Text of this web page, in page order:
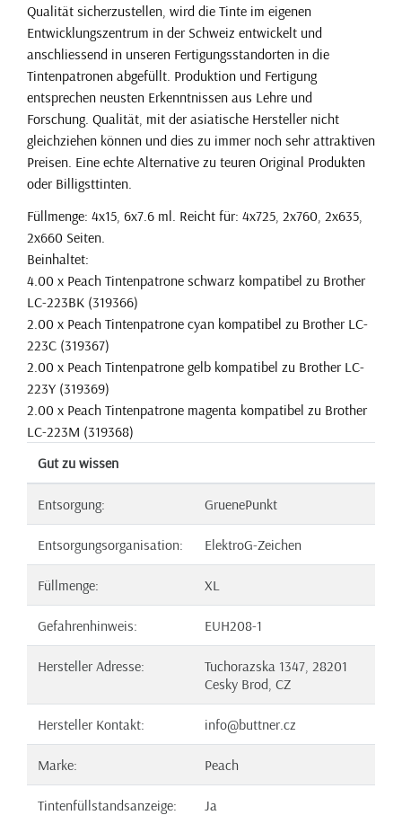
Qualität sicherzustellen, wird die Tinte im eigenen
Entwicklungszentrum in der Schweiz entwickelt und
anschliessend in unseren Fertigungsstandorten in die
Tintenpatronen abgefüllt. Produktion und Fertigung
entsprechen neusten Erkenntnissen aus Lehre und
Forschung. Qualität, mit der asiatische Hersteller nicht
gleichziehen können und dies zu immer noch sehr attraktiven
Preisen. Eine echte Alternative zu teuren Original Produkten
oder Billigsttinten.
Füllmenge: 4x15, 6x7.6 ml. Reicht für: 4x725, 2x760, 2x635,
2x660 Seiten.
Beinhaltet:
4.00 x Peach Tintenpatrone schwarz kompatibel zu Brother
LC-223BK (319366)
2.00 x Peach Tintenpatrone cyan kompatibel zu Brother LC-
223C (319367)
2.00 x Peach Tintenpatrone gelb kompatibel zu Brother LC-
223Y (319369)
2.00 x Peach Tintenpatrone magenta kompatibel zu Brother
LC-223M (319368)
Gut zu wissen
Entsorgung: GruenePunkt
Entsorgungsorganisation: ElektroG-Zeichen
Füllmenge: XL
Gefahrenhinweis: EUH208-1
Hersteller Adresse:
Tuchorazska 1347, 28201
Cesky Brod, CZ
Hersteller Kontakt: info@buttner.cz
Marke: Peach
Tintenfüllstandsanzeige: Ja